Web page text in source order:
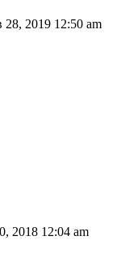
28, 2019 12:50 am
2018 12:04 am